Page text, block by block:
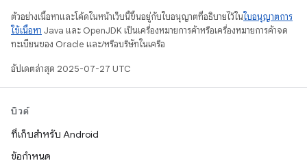
ตัวอย่างเนื้อหาและโค้ดในหน้าเว็บนี้ขึ้นอยู่กับใบอนุญาตที่อธิบายไว้ในใบอนุญาตการ
ใช้เนื้อหา Java และ OpenJDK เป็นเครื่องหมายการค้าหรือเครื่องหมายการค้าจด
ทะเบียนของ Oracle และ/หรือบริษัทในเครือ
อัปเดตล่าสุด 2025-07-27 UTC
บิวด์
ที่เก็บสำหรับ Android
ข้อกำหนด